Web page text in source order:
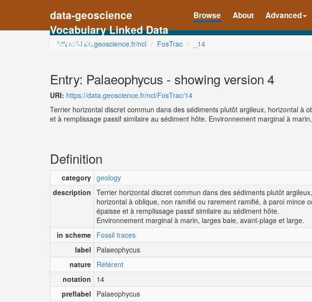
data-geoscience
Vocabulary Linked Data
Registry
Browse About Advanced
https://data.geoscience.fr/ncl FosTrac _14
Entry: Palaeophycus - showing version 4
URI: https://data.geoscience.fr/ncl/FosTrac/14
Terrier horizontal discret commun dans des sédiments plutôt argileux, horizontal à
et à remplissage passif similaire au sédiment hôte. Environnement marginal à
Definition
category geology
description Terrier horizontal discret commun dans des sédiments plutôt argileux,
horizontal à oblique, non ramifié ou rarement ramifié, à paroi mince
épaisse et à remplissage passif similaire au sédiment hôte.
Environnement marginal à marin, larges baie, avant-plage et large.
in scheme Fossil traces
label
Palaeophycus
nature Référent
notation
14
preflabel
Palaeophycus